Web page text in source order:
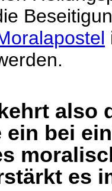
also
ein bei
es